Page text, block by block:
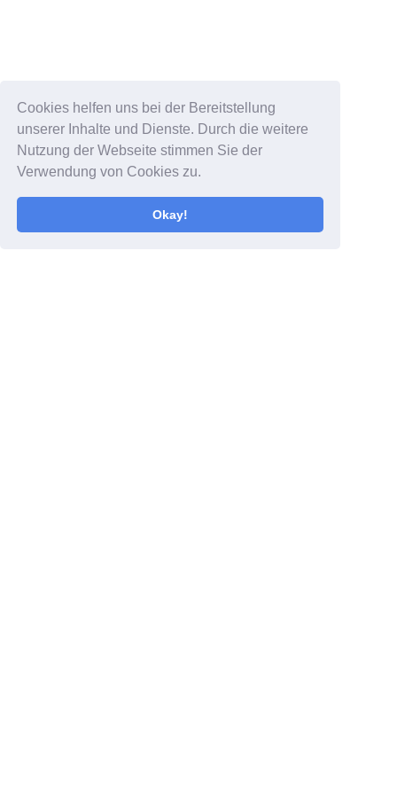
Cookies helfen uns bei der Bereitstellung
unserer Inhalte und Dienste. Durch die weitere
Nutzung der Webseite stimmen Sie der
Verwendung von Cookies zu.
Okay!